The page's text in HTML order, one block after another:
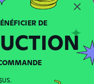
· 1 chargements